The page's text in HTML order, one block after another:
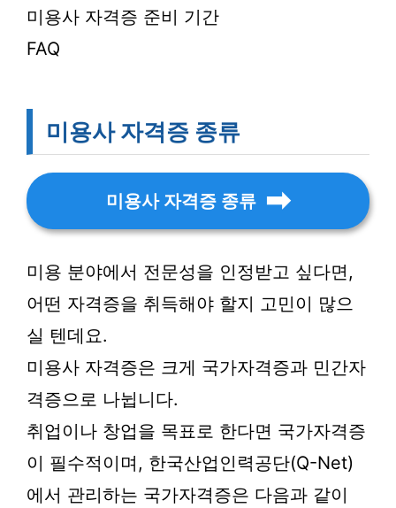
미용사 자격증 준비 기간
FAQ
미용사 자격증 종류
미용사 자격증 종류
미용 분야에서 전문성을 인정받고 싶다면,
어떤 자격증을 취득해야 할지 고민이 많으
실 텐데요.
미용사 자격증은 크게 국가자격증과 민간자
격증으로 나뉩니다.
취업이나 창업을 목표로 한다면 국가자격증
이 필수적이며, 한국산업인력공단(Q-Net)
에서 관리하는 국가자격증은 다음과 같이